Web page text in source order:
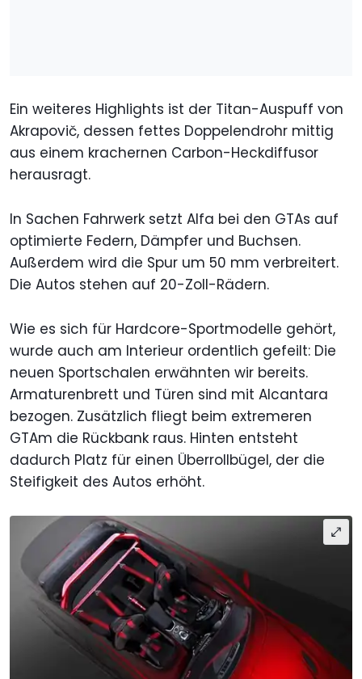
Ein weiteres Highlights ist der Titan-Auspuff von
Akrapovič, dessen fettes Doppelendrohr mittig
aus einem krachernen Carbon-Heckdiffusor
herausragt.
In Sachen Fahrwerk setzt Alfa bei den GTAs auf
optimierte Federn, Dämpfer und Buchsen.
Außerdem wird die Spur um 50 mm verbreitert.
Die Autos stehen auf 20-Zoll-Rädern.
Wie es sich für Hardcore-Sportmodelle gehört,
wurde auch am Interieur ordentlich gefeilt: Die
neuen Sportschalen erwähnten wir bereits.
Armaturenbrett und Türen sind mit Alcantara
bezogen. Zusätzlich fliegt beim extremeren
GTAm die Rückbank raus. Hinten entsteht
dadurch Platz für einen Überrollbügel, der die
Steifigkeit des Autos erhöht.